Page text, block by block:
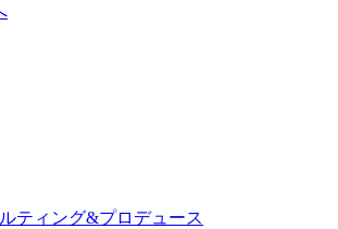
ティング&プロデュース